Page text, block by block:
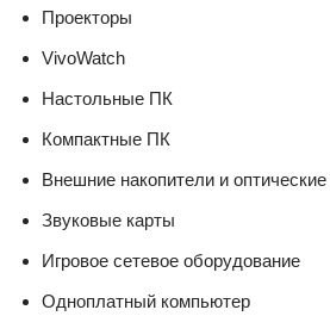
Проекторы
VivoWatch
Настольные ПК
Компактные ПК
Внешние накопители и
Звуковые карты
Игровое сетевое оборудование
Одноплатный компьютер